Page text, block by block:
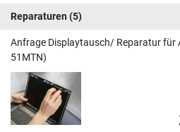
Reparaturen (5)
Anfrage Displaytausch/ Reparatur für
51MTN)